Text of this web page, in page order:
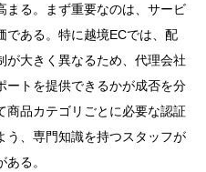
まる。まず重要なのは、サービ
である。特に越境ECでは、配
が大きく異なるため、代理会社
ートを提供できるかが成否を分
商品カテゴリごとに必要な認証
う、専門知識を持つスタッフが
る。